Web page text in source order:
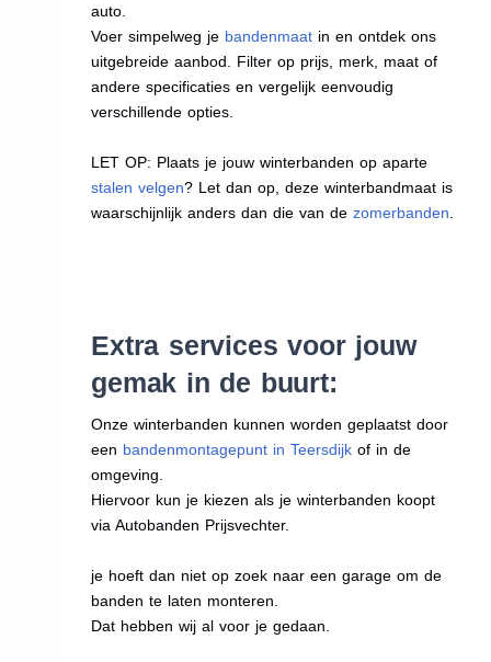
auto.
Voer simpelweg je bandenmaat in en ontdek ons
uitgebreide aanbod. Filter op prijs, merk, maat of
andere specificaties en vergelijk eenvoudig
verschillende opties.
LET OP: Plaats je jouw winterbanden op aparte
stalen velgen? Let dan op, deze winterbandmaat is
waarschijnlijk anders dan die van dezomerbanden
Extra services voor jouw
gemak in de buurt:
Onze winterbanden kunnen worden geplaatst door
een bandenmontagepunt in Teersdijk of in de
omgeving.
Hiervoor kun je kiezen als je winterbanden koopt
via Autobanden Prijsvechter.
je hoeft dan niet op zoek naar een garage om de
banden te laten monteren.
Dat hebben wij al voor je gedaan.